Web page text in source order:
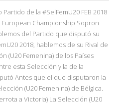
de la #SelFemU20 FEB 2018
European Championship Sopron
del Partido que disputó su
2018, hablemos de su Rival de
(U20 Femenina) de los Países
esta Selección y la de la
Antes que el que disputaron la
(U20 Femenina) de Bélgica.
a Victoria) La Selección (U20